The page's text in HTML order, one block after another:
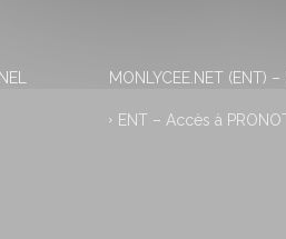
MONLYCEE.NET (ENT) –
ENT – Accès à